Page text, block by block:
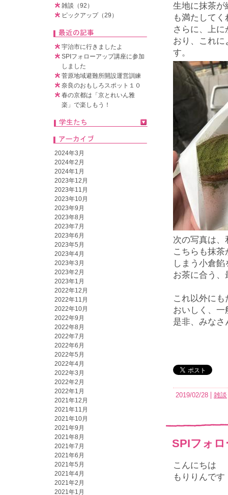
生地に抹茶が
も満たして
さらに、上
おり、これ
す。
次の写真は、
こちらも抹
しまう小倉
お茶に合う、
これ以外に
おいしく、
是非、みなさ
2019/02/28 雑談
SPIフォ
こんにちは
もりりんです
雑談（92）
ピックアップ（29）
宇治市に行きましたよ
SPIフォローアップ講座に参加
しました
菅原地域避難所開設運営訓練
奈良のおもしろスポット１０
春の京都は「京とれいん雅
楽」で楽しもう！
2024年3月
2024年2月
2024年1月
2023年12月
2023年11月
2023年10月
2023年9月
2023年8月
2023年7月
2023年6月
2023年5月
2023年4月
2023年3月
2023年2月
2023年1月
2022年12月
2022年11月
2022年10月
2022年9月
2022年8月
2022年7月
2022年6月
2022年5月
2022年4月
2022年3月
2022年2月
2022年1月
2021年12月
2021年11月
2021年10月
2021年9月
2021年8月
2021年7月
2021年6月
2021年5月
2021年4月
2021年2月
2021年1月